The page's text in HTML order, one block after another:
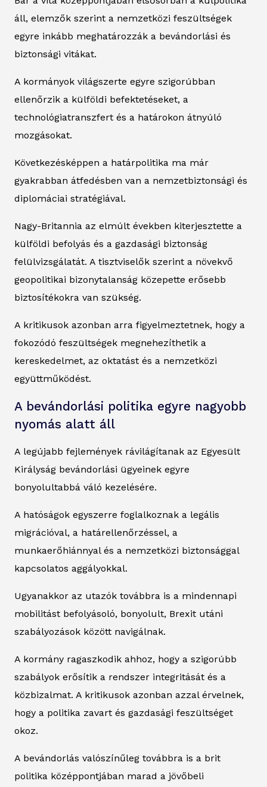
áll, elemzők szerint a nemzetközi feszültségek
egyre inkább meghatározzák a bevándorlási és
biztonsági vitákat.
A kormányok világszerte egyre szigorúbban
ellenőrzik a külföldi befektetéseket, a
technológiatranszfert és a határokon átnyúló
mozgásokat.
Következésképpen a határpolitika ma már
gyakrabban átfedésben van a nemzetbiztonsági és
diplomáciai stratégiával.
Nagy-Britannia az elmúlt években kiterjesztette a
külföldi befolyás és a gazdasági biztonság
felülvizsgálatát. A tisztviselők szerint a növekvő
geopolitikai bizonytalanság közepette erősebb
biztosítékokra van szükség.
A kritikusok azonban arra figyelmeztetnek, hogy a
fokozódó feszültségek megnehezíthetik a
kereskedelmet, az oktatást és a nemzetközi
együttműködést.
A bevándorlási politika egyre nagyobb
nyomás alatt áll
A legújabb fejlemények rávilágítanak az Egyesült
Királyság bevándorlási ügyeinek egyre
bonyolultabbá váló kezelésére.
A hatóságok egyszerre foglalkoznak a legális
migrációval, a határellenőrzéssel, a
munkaerőhiánnyal és a nemzetközi biztonsággal
kapcsolatos aggályokkal.
Ugyanakkor az utazók továbbra is a mindennapi
mobilitást befolyásoló, bonyolult, Brexit utáni
szabályozások között navigálnak.
A kormány ragaszkodik ahhoz, hogy a szigorúbb
szabályok erősítik a rendszer integritását és a
közbizalmat. A kritikusok azonban azzal érvelnek,
hogy a politika zavart és gazdasági feszültséget
okoz.
A bevándorlás valószínűleg továbbra is a brit
politika középpontjában marad a jövőbeli